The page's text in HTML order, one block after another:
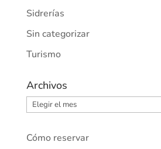
Sidrerías
Sin categorizar
Turismo
Archivos
Archivos
Cómo reservar